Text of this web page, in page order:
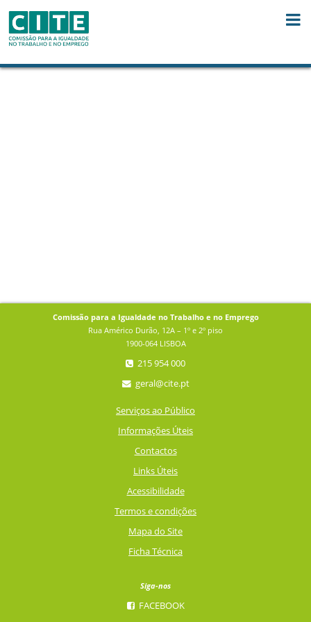
Comissão para a Igualdade no Trabalho e no Emprego
Rua Américo Durão, 12A – 1º e 2º piso
1900-064 LISBOA
215 954 000
geral@cite.pt
Serviços ao Público
Informações Úteis
Contactos
Links Úteis
Acessibilidade
Termos e condições
Mapa do Site
Ficha Técnica
Siga-nos
FACEBOOK